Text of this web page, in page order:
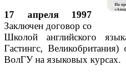
17 апреля 1997
Заключен договор со
Школой английского
Гастингс,
ВолГУ на языковых курсах.